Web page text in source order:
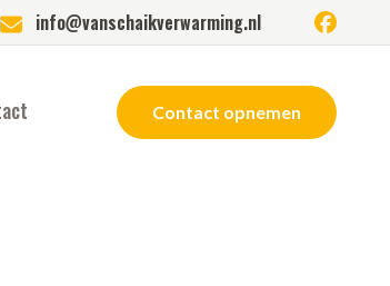
info@vanschaikverwarming.nl facebook
Contact opnemen